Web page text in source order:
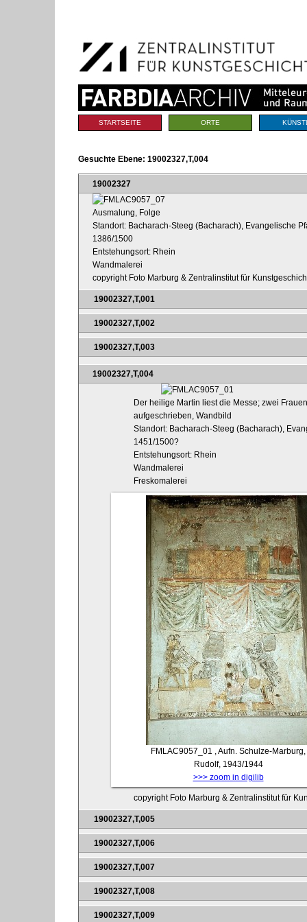
Navigation
Sektionen
STARTSEITE ORTE
Gesuchte Ebene: 19002327,T,004
19002327
Ausmalung, Folge
Standort: Bacharach-Steeg (Bacharach), Evangelische
1386/1500
Entstehungsort: Rhein
Wandmalerei
copyright Foto Marburg & Zentralinstitut für
19002327,T,001
19002327,T,002
19002327,T,003
19002327,T,004
Der heilige Martin liest die Messe; zwei
aufgeschrieben, Wandbild
Standort: Bacharach-Steeg (Bacharach),
1451/1500?
Entstehungsort: Rhein
Wandmalerei
Freskomalerei
FMLAC9057_01 , Aufn. Schulze-Marburg,
Rudolf, 1943/1944
>>> zoom in digilib
copyright Foto Marburg & Zentralinstitut für
19002327,T,005
19002327,T,006
19002327,T,007
19002327,T,008
19002327,T,009